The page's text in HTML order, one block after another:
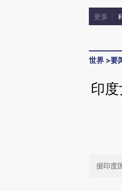
更多
世界 >要
印
据印度